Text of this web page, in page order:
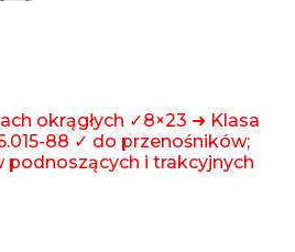
okrągłych ✓8×23 ➜ Klasa
88 ✓ do przenośników;
i trakcyjnych